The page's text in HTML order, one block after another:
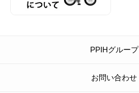
PPIHグループ
お問い合わせ